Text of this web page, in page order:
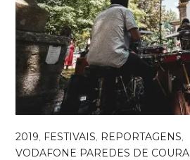
2019, FESTIVAIS, REPORTAGENS,
VODAFONE PAREDES DE COURA